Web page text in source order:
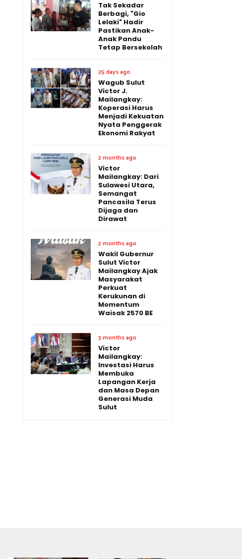
Tak Sekadar
Berbagi, "Gio
Lelaki" Hadir
Pastikan Anak-
Anak Pandu
Tetap Bersekolah
25 days ago
Wagub Sulut
Victor J.
Mailangkay:
Koperasi Harus
Menjadi Kekuatan
Nyata Penggerak
Ekonomi Rakyat
2 months ago
Victor
Mailangkay: Dari
Sulawesi Utara,
Semangat
Pancasila Terus
Dijaga dan
Dirawat
2 months ago
Wakil Gubernur
Sulut Victor
Mailangkay Ajak
Masyarakat
Perkuat
Kerukunan di
Momentum
Waisak 2570 BE
3 months ago
Victor
Mailangkay:
Investasi Harus
Membuka
Lapangan Kerja
dan Masa Depan
Generasi Muda
Sulut